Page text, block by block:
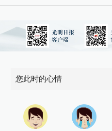
您此时的心情